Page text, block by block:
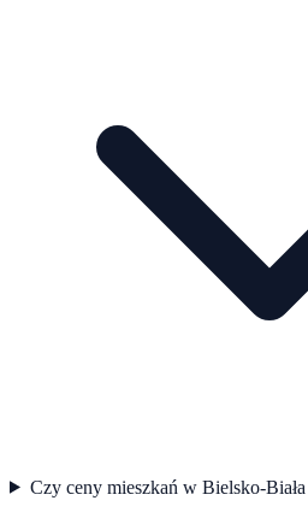
Czy ceny mieszkań w Bielsko-